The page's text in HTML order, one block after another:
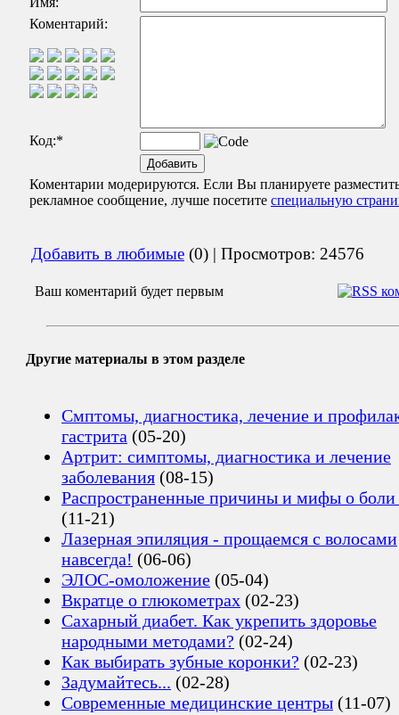
Коментарий:
Код:*
Коментарии модерируются. Если Вы планируете
рекламное сообщение, лучше посетите специальную
Добавить в любимые (0) | Просмотров: 24576
Ваш коментарий будет первым
Другие материалы в этом разделе
Смптомы, диагностика, лечение и
гастрита (05-20)
Артрит: симптомы, диагностика и лечение
заболевания (08-15)
Распространенные причины и мифы о боли
(11-21)
Лазерная эпиляция - прощаемся с волосами
навсегда! (06-06)
ЭЛОС-омоложение (05-04)
Вкратце о глюкометрах (02-23)
Сахарный диабет. Как укрепить здоровье
народными методами? (02-24)
Как выбирать зубные коронки? (02-23)
Задумайтесь... (02-28)
Современные медицинские центры (11-07)